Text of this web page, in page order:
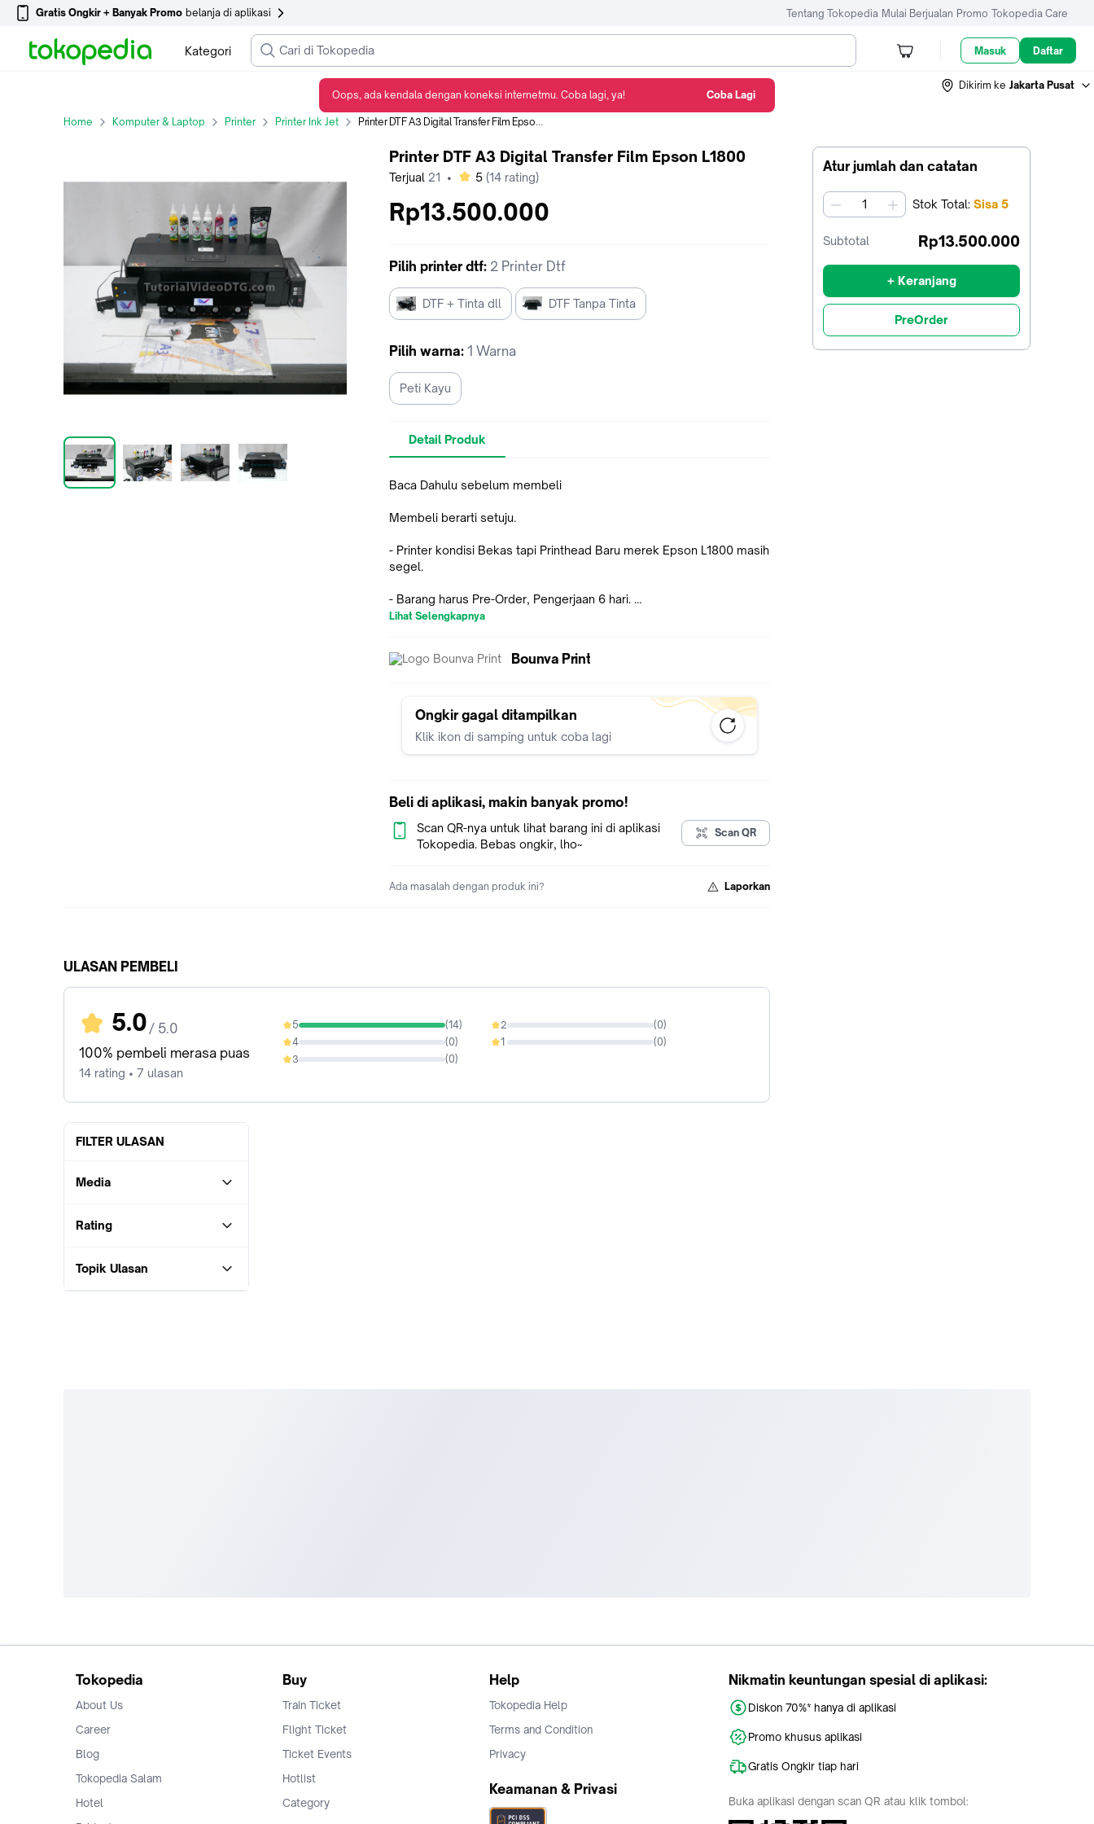
Gratis Ongkir + Banyak Promo belanja di aplikasi Tentang Tokopedia Mulai Berjualan Promo Tokopedia Care
Kategori Masuk Daftar
Dikirim ke Jakarta Pusat
Printer DTF A3 Digital Transfer Film Epson L1800
Home Komputer & Laptop Printer Printer Ink Jet Printer DTF A3 Digital Transfer Film Epson L1800
Atur jumlah dan catatan
jumlah Stok Total: Sisa 5
Subtotal Rp13.500.000
+ Keranjang
PreOrder
Printer DTF A3 Digital Transfer Film Epson L1800
Terjual 21 • bintang
5 (14 rating)
Rp13.500.000
Pilih printer dtf: 2 Printer Dtf
DTF + Tinta dll DTF Tanpa Tinta
Pilih warna: 1 Warna
Peti Kayu
Detail Produk
Baca Dahulu sebelum membeli
Membeli berarti setuju.
- Printer kondisi Bekas tapi Printhead Baru merek Epson L1800 masih
segel.
- Barang harus Pre-Order, Pengerjaan 6 hari.
- Printhead Original L1800, bukan Printhead L800.
- Vacum Pet Film sudah ada pengatur
3 meter.
- Software AcroRip 10.3 (one phase)
Training dibimbing sampai bisa.
=========== Website : VallenDigitalPrint.com
WA : 085779304831
Lihat Selengkapnya
Bounva Print
Ongkir gagal ditampilkan
Klik ikon di samping untuk coba lagi
Beli di aplikasi, makin banyak promo!
Scan QR-nya untuk lihat barang ini di aplikasi
Tokopedia. Bebas ongkir, lho~
Scan QR
Ada masalah dengan produk ini? Laporkan
ULASAN PEMBELI
5.0 / 5.0
100% pembeli merasa puas
14 rating • 7 ulasan
5 (14)
100%
4 (0)
0%
3 (0)
0%
2 (0)
0%
1 (0)
0%
FILTER ULASAN
Media
Rating
Topik Ulasan
Tokopedia
About Us
Career
Blog
Tokopedia Salam
Hotel
Buy
Train Ticket
Flight Ticket
Ticket Events
Hotlist
Category
Help
Tokopedia Help
Terms and Condition
Privacy
Keamanan & Privasi
Nikmatin keuntungan spesial di aplikasi:
Diskon 70%* hanya di aplikasi
Promo khusus aplikasi
Gratis Ongkir tiap hari
Buka aplikasi dengan scan QR atau klik tombol:
Oops, ada kendala dengan koneksi internetmu. Coba lagi, ya! Coba Lagi